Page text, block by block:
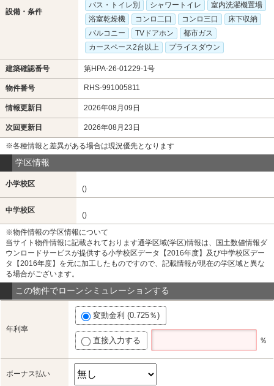
設備・条件
バス・トイレ別
シャワートイレ
室内洗濯機置場
浴室乾燥機
コンロ二口 コンロ三口
床下収納
バルコニー
TVドアホン
都市ガス
カースペース2台以上
プライスダウン
建築確認番号 第HPA-26-01229-1号
物件番号 RHS-991005811
情報更新日 2026年08月09日
次回更新日 2026年08月23日
※各種情報と差異がある場合は現況優先となります
学区情報
小学校区
()
中学校区
()
※物件情報の学区情報について
当サイト物件情報に記載されております通学区域(学区)情報は、国土数値情報ダ
ウンロードサービスが提供する小学校区データ【2016年度】及び中学校区デー
タ【2016年度】を元に加工したものですので、記載情報が現在の学区域と異な
る場合がございます。
この物件でローンシミュレーションする
年利率
変動金利 (0.725％)
直接入力する ％
ボーナス払い